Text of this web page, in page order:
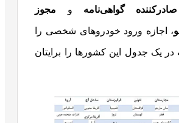
صادرکننده گواهی‌نامه و مجوز
، اجازه ورود خودروهای شخصی را
در یک جدول این کشورها را برایتان